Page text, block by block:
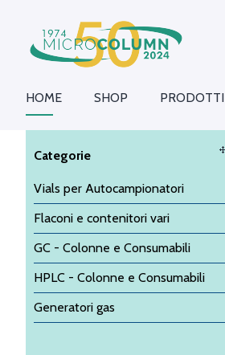
HOME SHOP PRODOTTI
Categorie
Vials per Autocampionatori
Flaconi e contenitori vari
GC - Colonne e Consumabili
HPLC - Colonne e Consumabili
Generatori gas